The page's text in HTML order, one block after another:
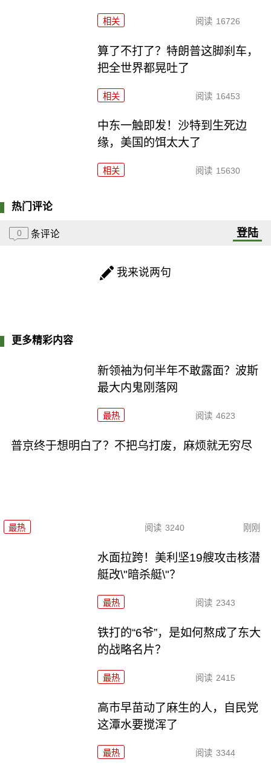
相关 阅读 16726
算了不打了？特朗普这脚刹车，
把全世界都晃吐了
相关 阅读 16453
中东一触即发！沙特到生死边
缘，美国的饵太大了
相关 阅读 15630
热门评论
0 条评论 登陆
我来说两句
更多精彩内容
新领袖为何半年不敢露面？波斯
最大内鬼刚落网
最热 阅读 4623
普京终于想明白了？不把乌打废，麻烦就无穷尽
最热 阅读 3240 刚刚
水面拉跨！美利坚19艘攻击核潜
艇改\"暗杀艇\"？
最热 阅读 2343
铁打的“6爷”，是如何熬成了东大
的战略名片？
最热 阅读 2415
高市早苗动了麻生的人，自民党
这潭水要搅浑了
最热 阅读 3344